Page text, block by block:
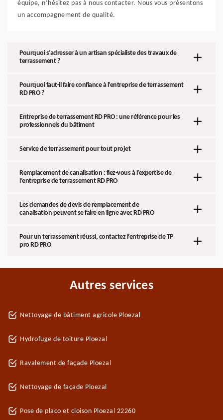
équipe, n’hésitez pas à nous contacter. Nous vous présentons
un accompagnement de qualité.
Pourquoi s’adresser à un artisan spécialiste des travaux de
terrassement ?
Pourquoi faut-il faire confiance à l’entreprise de terrassement
RD PRO ?
Entreprise de terrassement RD PRO : une référence pour les
professionnels du bâtiment
Service de terrassement pour tout projet
Remplacement de canalisation : fiez-vous à l’expertise de
l’entreprise de terrassement RD PRO
Les demandes de devis de remplacement de
canalisation peuvent se faire en ligne avec RD PRO
Pour un terrassement réussi, contactez l’entreprise de TP
pro RD PRO
Autres services
Nettoyage de bâtiment agricole Ploezal
Hydrofuge de toiture Ploezal
Ravalement de façade Ploezal
Nettoyage de façade Ploezal
Pose de placo et cloison Ploezal 22260